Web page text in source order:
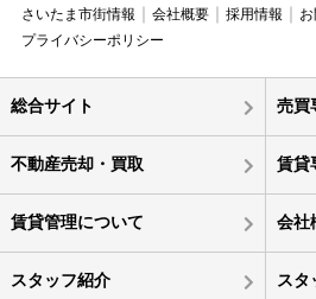
さいたま市街情報
会社概要 採用情報
プライバシーポリシー
総合サイト 売買
不動産売却・買取 賃貸
賃貸管理について 会社
スタッフ紹介 スタ